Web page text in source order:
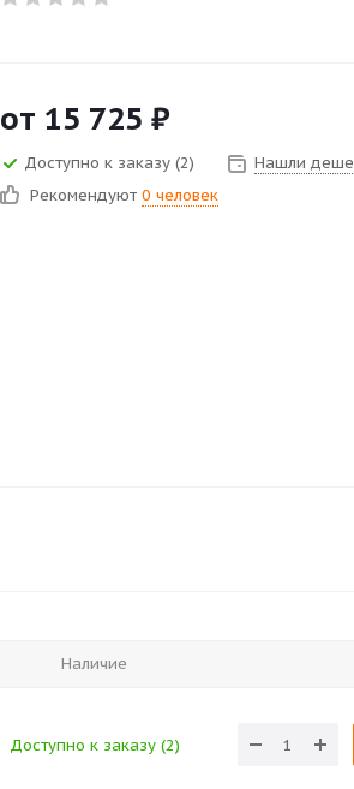
от 15 725 ₽
Доступно к заказу (2)
Нашли
Рекомендуют 0 человек
Наличие
Доступно к заказу (2)